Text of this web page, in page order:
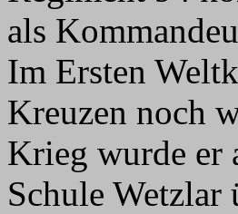
als
Im Ersten
Kreuzen noch
Krieg wurde er
Schule Wetzlar